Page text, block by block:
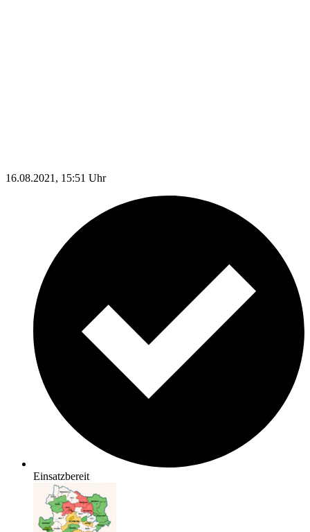
16.08.2021, 15:51 Uhr
Einsatzbereit